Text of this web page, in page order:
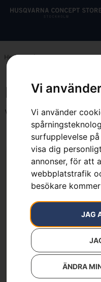
Vi
Vi använder
surfupplevelse
visa dig
annonser, för att
webbplatstrafik
besökare
JAG
ÄNDRA
Hem»Nej
Nej
Visar alla 6 resultat
R 112C
41 500kr
Läs mer